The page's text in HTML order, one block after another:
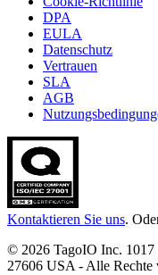
DPA
EULA
Datenschutz
Vertrauen
SLA
AGB
Kontaktieren Sie uns.
© 2026 TagoIO Inc. 1017
27606 USA - Alle Rechte